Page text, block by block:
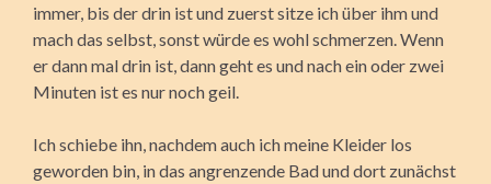
immer, bis der drin ist und zuerst sitze ich über ihm und
mach das selbst, sonst würde es wohl schmerzen. Wenn
er dann mal drin ist, dann geht es und nach ein oder zwei
Minuten ist es nur noch geil.
Ich schiebe ihn, nachdem auch ich meine Kleider los
geworden bin, in das angrenzende Bad und dort zunächst